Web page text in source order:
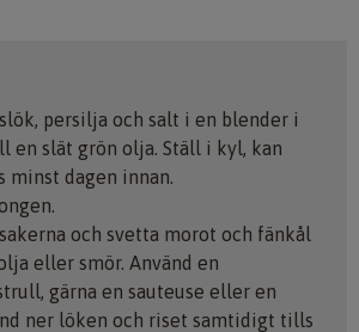
persilja och salt i en blender i
en slät grön olja. Ställ i kyl, kan
minst dagen innan.
och svetta morot och fänkål
eller smör. Använd en
gärna en sauteuse eller en
ner löken och riset samtidigt tills